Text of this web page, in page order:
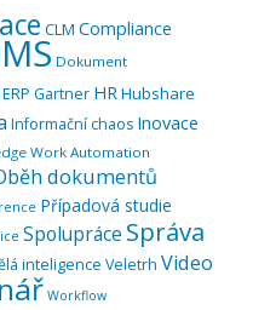
CLM Compliance
Dokument
ERP Gartner HR Hubshare
Informační chaos Inovace
Work Automation
dokumentů
Případová studie
Spolupráce Správa
inteligence Veletrh Video
Workflow